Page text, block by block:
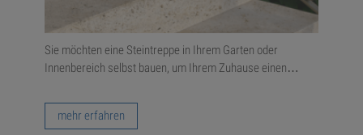
Sie möchten eine Steintreppe in Ihrem Garten oder
Innenbereich selbst bauen, um Ihrem Zuhause einen…
mehr erfahren